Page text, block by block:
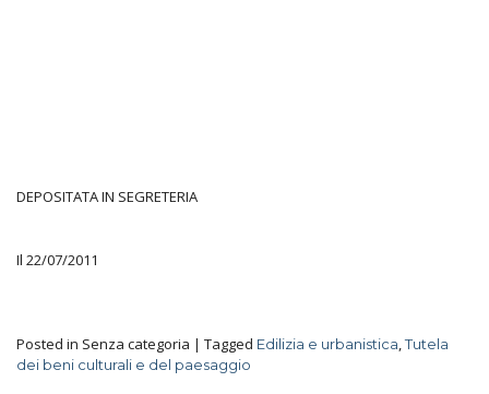
DEPOSITATA IN SEGRETERIA
Il 22/07/2011
Posted in Senza categoria | Tagged Edilizia e urbanistica ,Tutela
dei beni culturali e del paesaggio